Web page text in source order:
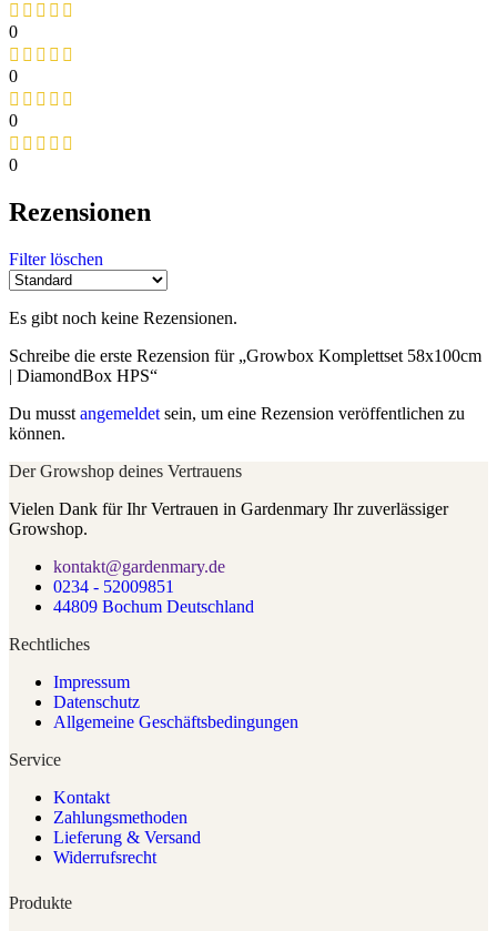
0
0
0
0
Rezensionen
Filter löschen
Es gibt noch keine Rezensionen.
Schreibe die erste Rezension für „Growbox Komplettset 58x100cm
| DiamondBox HPS“
Du musst angemeldet sein, um eine Rezension veröffentlichen zu
können.
Der Growshop deines Vertrauens
Vielen Dank für Ihr Vertrauen in Gardenmary Ihr zuverlässiger
Growshop.
kontakt@gardenmary.de
0234 - 52009851
44809 Bochum Deutschland
Rechtliches
Impressum
Datenschutz
Allgemeine Geschäftsbedingungen
Service
Kontakt
Zahlungsmethoden
Lieferung & Versand
Widerrufsrecht
Produkte